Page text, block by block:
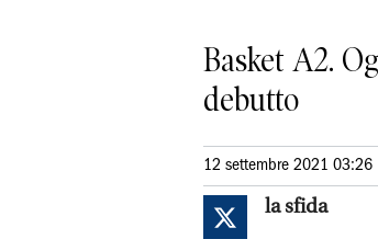
Basket A2.
debutto
12 settembre 2021 03:26
la sfida